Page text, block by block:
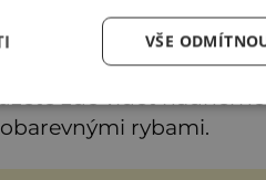
ostrovů) v Indickém
zde vidět
rybami.
VŠE